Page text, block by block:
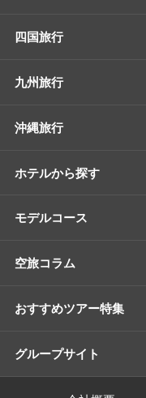
四国旅行
九州旅行
沖縄旅行
ホテルから探す
モデルコース
空旅コラム
おすすめツアー特集
グループサイト